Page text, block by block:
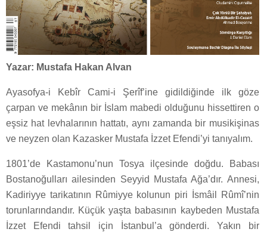
Yazar: Mustafa Hakan Alvan
Ayasofya-i Kebîr Cami-i Şerîf’ine gidildiğinde ilk göze
çarpan ve mekânın bir İslam mabedi olduğunu hissettiren o
eşsiz hat levhalarının hattatı, aynı zamanda bir musikişinas
ve neyzen olan Kazasker Mustafa İzzet Efendi’yi tanıyalım.
1801’de Kastamonu’nun Tosya ilçesinde doğdu. Babası
Bostanoğulları ailesinden Seyyid Mustafa Ağa’dır. Annesi,
Kadiriyye tarikatının Rûmiyye kolunun piri İsmâil Rûmî’nin
torunlarındandır. Küçük yaşta babasının kaybeden Mustafa
İzzet Efendi tahsil için İstanbul’a gönderdi. Yakın bir